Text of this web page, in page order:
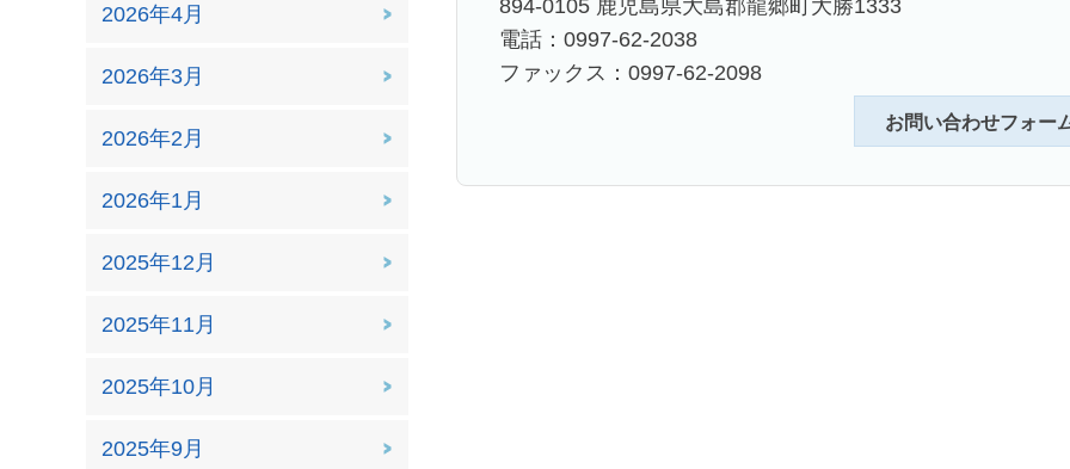
2026年4月
2026年3月
2026年2月
2026年1月
2025年12月
2025年11月
2025年10月
2025年9月
894-0105 鹿児島県大島郡龍郷町大勝1333
電話：0997-62-2038
ファックス：0997-62-2098
お問い合わせフォー